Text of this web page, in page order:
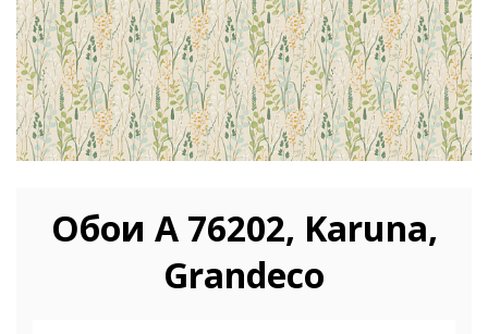
Обои A 76202, Karuna,
Grandeco